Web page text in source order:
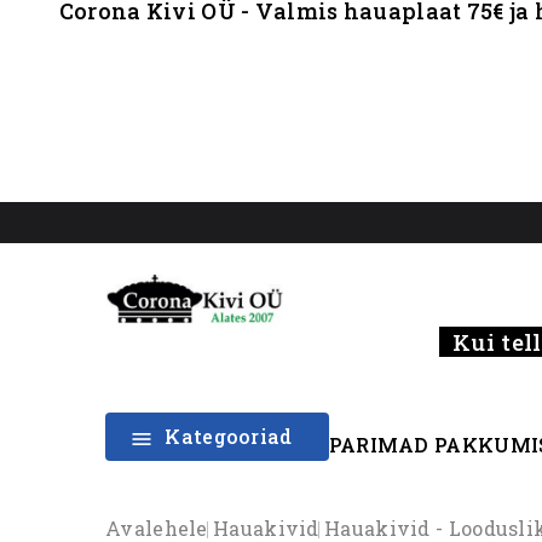
Corona Kivi OÜ - Valmis hauaplaat 75€
Kui
 Kategooriad PARIMAD
Avalehele Hauakivid Hauakivid -